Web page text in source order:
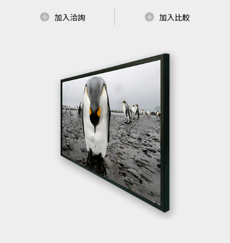
加入洽詢 加入比較